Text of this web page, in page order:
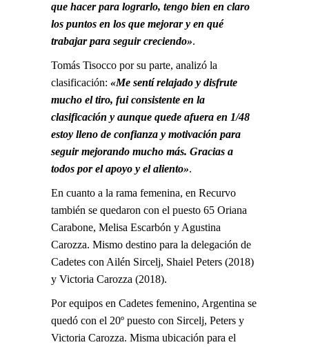
que hacer para lograrlo, tengo bien en claro
los puntos en los que mejorar y en qué
trabajar para seguir creciendo».
Tomás Tisocco por su parte, analizó la
clasificación: «Me sentí relajado y disfrute
mucho el tiro, fui consistente en la
clasificación y aunque quede afuera en 1/48
estoy lleno de confianza y motivación para
seguir mejorando mucho más. Gracias a
todos por el apoyo y el aliento».
En cuanto a la rama femenina, en Recurvo
también se quedaron con el puesto 65 Oriana
Carabone, Melisa Escarbón y Agustina
Carozza. Mismo destino para la delegación de
Cadetes con Ailén Sircelj, Shaiel Peters (2018)
y Victoria Carozza (2018).
Por equipos en Cadetes femenino, Argentina se
quedó con el 20º puesto con Sircelj, Peters y
Victoria Carozza. Misma ubicación para el